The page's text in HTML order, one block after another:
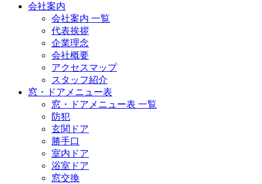
会社案内
会社案内 一覧
代表挨拶
企業理念
会社概要
アクセスマップ
スタッフ紹介
窓・ドアメニュー表
窓・ドアメニュー表 一覧
防犯
玄関ドア
勝手口
室内ドア
浴室ドア
窓交換